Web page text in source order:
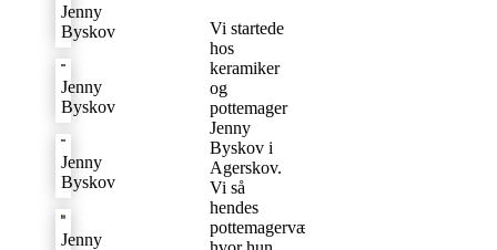
Jenny
Byskov
Jenny
Byskov
Jenny
Byskov
Jenny
Vi startede
hos
keramiker
og
pottemager
Jenny
Byskov i
Agerskov.
Vi så
hendes
pottemagerværksted,